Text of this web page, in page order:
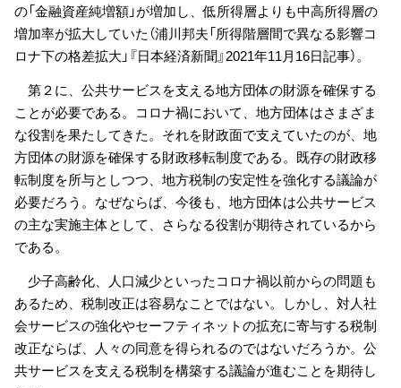
の「金融資産純増額」が増加し、低所得層よりも中高所得層の
増加率が拡大していた（浦川邦夫「所得階層間で異なる影響コ
ロナ下の格差拡大」『日本経済新聞』2021年11月16日記事）。
第２に、公共サービスを支える地方団体の財源を確保する
ことが必要である。コロナ禍において、地方団体はさまざま
な役割を果たしてきた。それを財政面で支えていたのが、地
方団体の財源を確保する財政移転制度である。既存の財政移
転制度を所与としつつ、地方税制の安定性を強化する議論が
必要だろう。なぜならば、今後も、地方団体は公共サービス
の主な実施主体として、さらなる役割が期待されているから
である。
少子高齢化、人口減少といったコロナ禍以前からの問題も
あるため、税制改正は容易なことではない。しかし、対人社
会サービスの強化やセーフティネットの拡充に寄与する税制
改正ならば、人々の同意を得られるのではないだろうか。公
共サービスを支える税制を構築する議論が進むことを期待し